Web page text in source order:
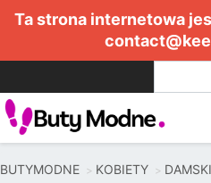
Ta strona internetowa
BUTYMODNE KOBIETY